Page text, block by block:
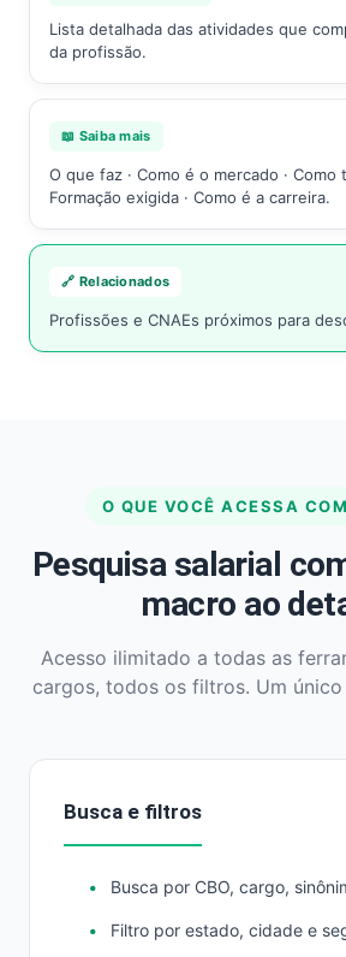
Lista detalhada das atividades que
da profissão.
📖 Saiba mais
O que faz · Como é o mercado · Como
Formação exigida · Como é a carreira.
🔗 Relacionados
Profissões e CNAEs próximos para
O QUE VOCÊ ACESSA
Pesquisa salarial
macro ao
Acesso ilimitado a todas as
cargos, todos os filtros. Um
Busca e filtros
Busca por CBO, cargo,
Filtro por estado, cidade e